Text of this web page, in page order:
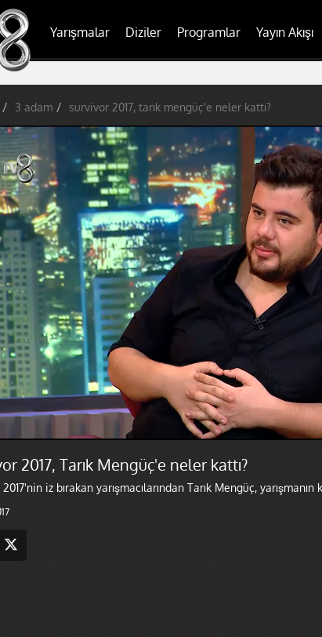
Yarışmalar Diziler Programlar Yayın Akışı
3 adam survivor 2017, tarık mengüç'e neler kattı?
2017, Tarık Mengüç'e neler kattı?
iz bırakan yarışmacılarından Tarık Mengüç,